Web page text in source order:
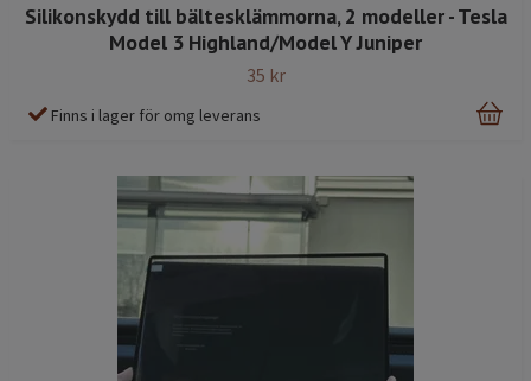
Silikonskydd till bältesklämmorna, 2 modeller - Tesla
Model 3 Highland/Model Y Juniper
35 kr
Finns i lager för omg leverans